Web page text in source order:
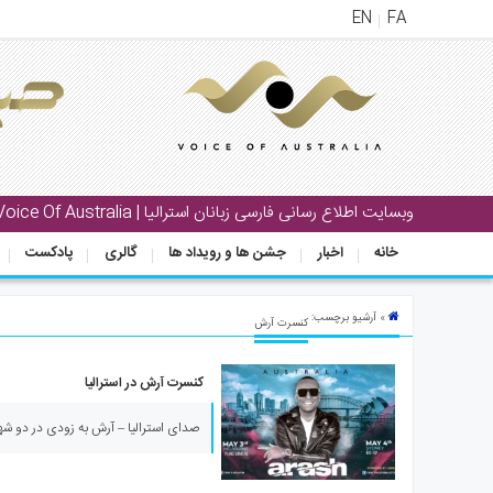
FA
EN
وبسایت اطلاع رسانی فارسی زبانان استرالیا | Voice Of Australia
خانه اخبار جشن ها و رویداد ها گالری پادکست
منوی
اصلی
خانه
جشن
و
» آرشیو برچسب:کنسرت آرش
کنسرت آرش در استرالیا
صدای استرالیا – آرش به زودی در دو